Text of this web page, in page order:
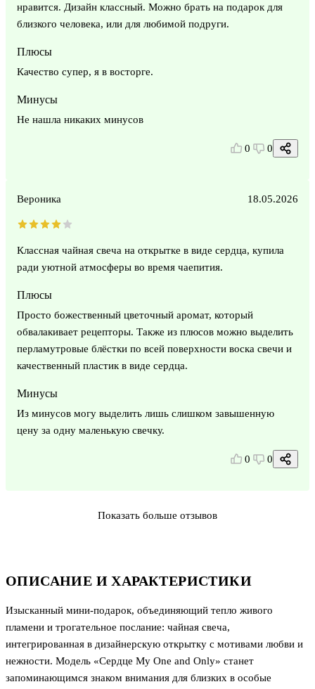
ОПИСАНИЕ И ХАРАКТЕРИСТИКИ
Изысканный мини‑подарок, объединяющий тепло живого
пламени и трогательное послание: чайная свеча,
интегрированная в дизайнерскую открытку с мотивами любви и
нежности. Модель «Сердце My One and Only» станет
запоминающимся знаком внимания для близких в особые
нравится. Дизайн классный. Можно брать на подарок для
близкого человека, или для любимой подруги.
Плюсы
Качество супер, я в восторге.
Минусы
Не нашла никаких минусов
0 0
Вероника 18.05.2026
Классная чайная свеча на открытке в виде сердца, купила
ради уютной атмосферы во время чаепития.
Плюсы
Просто божественный цветочный аромат, который
обвалакивает рецепторы. Также из плюсов можно выделить
перламутровые блëстки по всей поверхности воска свечи и
качественный пластик в виде сердца.
Минусы
Из минусов могу выделить лишь слишком завышенную
цену за одну маленькую свечку.
0 0
Показать больше отзывов